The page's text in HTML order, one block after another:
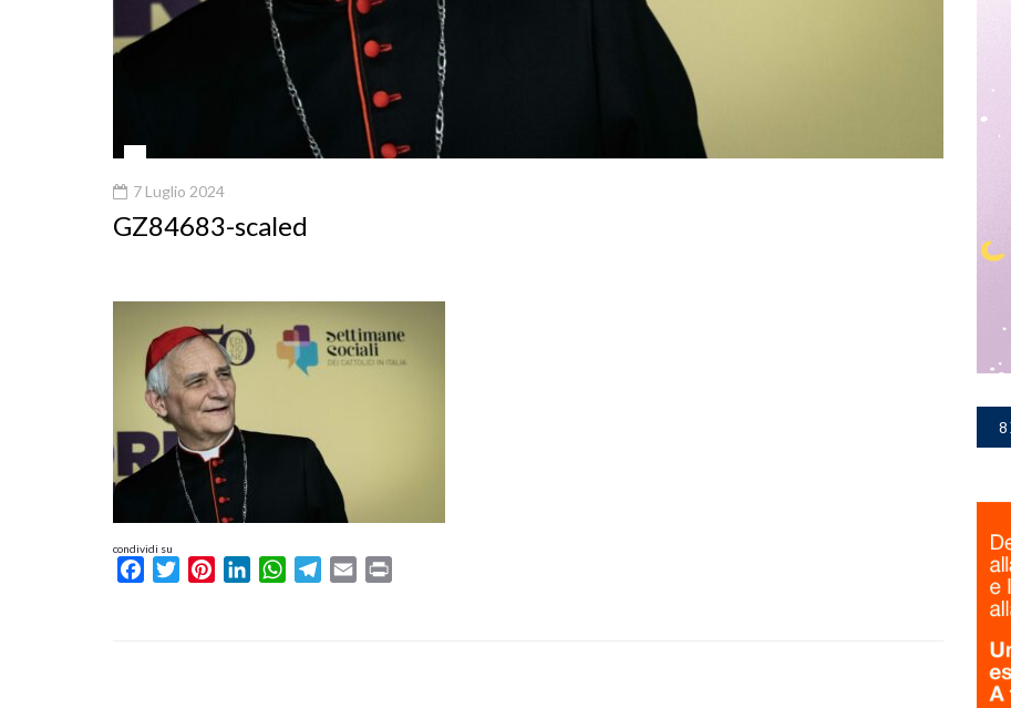
7 Luglio 2024
GZ84683-scaled
condividi su
FacebookTwitterPinterestLinkedInWhatsAppTelegram
Email